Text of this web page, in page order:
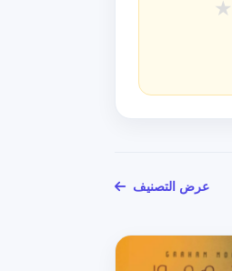
★
عرض التصنيف